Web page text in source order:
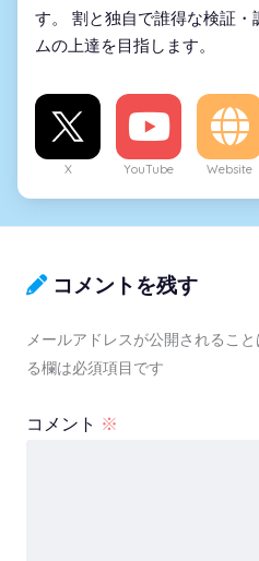
す。 割と独自で誰得な検証
ムの上達を目指します。
X YouTube Website
コメントを残す
メールアドレスが公開されること
る欄は必須項目です
コメント ※